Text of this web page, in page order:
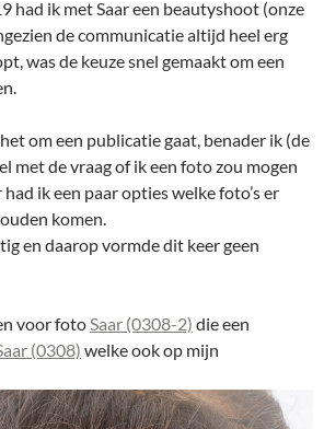
had ik met Saar een beautyshoot (onze
de communicatie altijd heel erg
was de keuze snel gemaakt om een
om een publicatie gaat, benader ik (de
met de vraag of ik een foto zou mogen
ik een paar opties welke foto’s er
komen.
en daarop vormde dit keer geen
voor fotoSaar (0308-2) die een
(0308) welke ook op mijn